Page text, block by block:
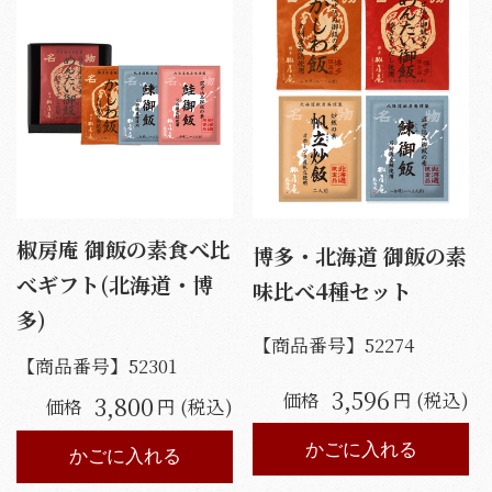
椒房庵 御飯の素食べ比
べギフト(北海道・博
多)
【商品番号】 52301
価格 3,800 円 (税込)
かごに入れる
博多・北海道 御飯の素
味比べ4種セット
【商品番号】52274
価格 3,596 円 (税込)
かごに入れる